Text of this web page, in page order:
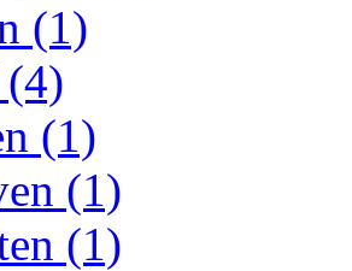
(1)
(4)
(1)
(1)
(1)